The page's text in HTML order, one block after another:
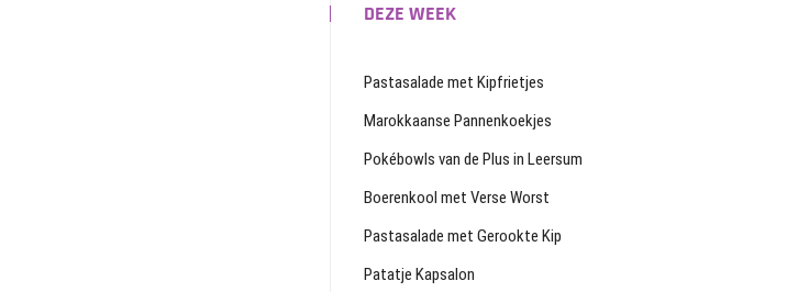
DEZE WEEK
Pastasalade met Kipfrietjes
Marokkaanse Pannenkoekjes
Pokébowls van de Plus in Leersum
Boerenkool met Verse Worst
Pastasalade met Gerookte Kip
Patatje Kapsalon